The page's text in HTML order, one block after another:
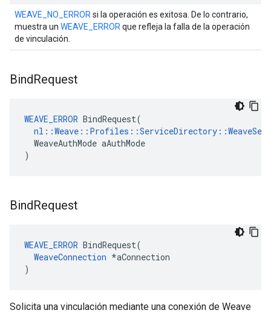
WEAVE_NO_ERROR si la operación es exitosa. De lo contrario,
muestra un WEAVE_ERROR que refleja la falla de la operación
de vinculación.
BindRequest
WEAVE_ERROR BindRequest(
  WeaveAuthMode aAuthMode
)
BindRequest
WEAVE_ERROR BindRequest(
WeaveConnection *aConnection
)
Solicita una vinculación mediante una conexión de Weave